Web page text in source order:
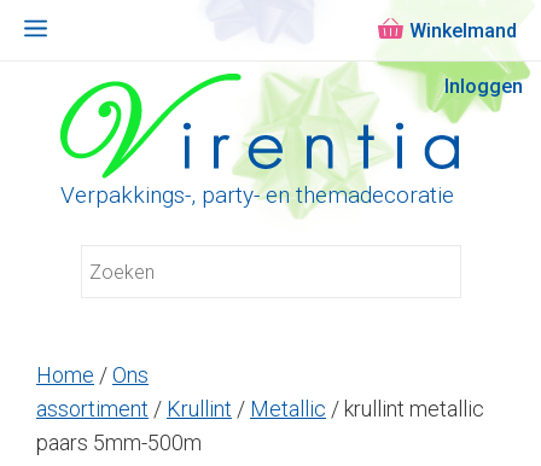
Inloggen
Verpakkings-, party- en themadecoratie
Menu
Home /Ons
assortiment / Krullint / Metallic / krullint metallic
paars 5mm-500m